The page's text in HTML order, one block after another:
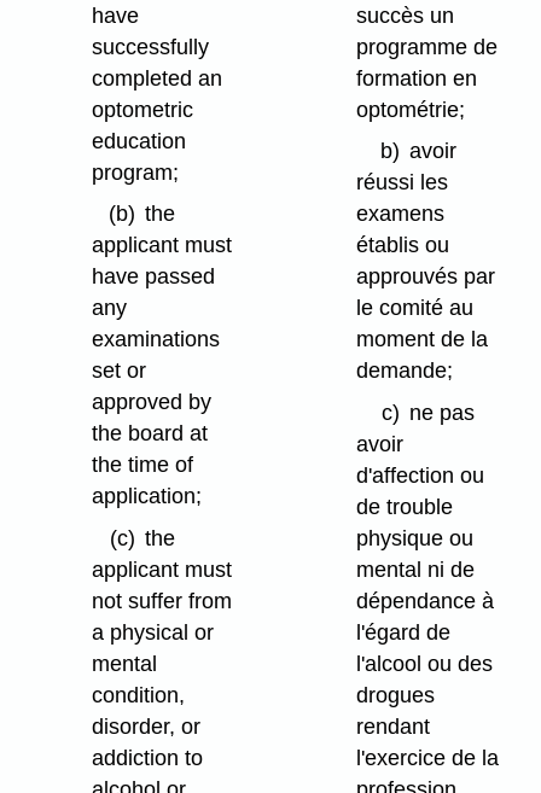
have
successfully
completed an
optometric
education
program;
(b) the
applicant must
have passed
any
examinations
set or
approved by
the board at
the time of
application;
(c) the
applicant must
not suffer from
a physical or
mental
condition,
disorder, or
addiction to
succès un
programme de
formation en
optométrie;
b) avoir
réussi les
examens
établis ou
approuvés par
le comité au
moment de la
demande;
c) ne pas
avoir
d'affection ou
de trouble
physique ou
mental ni de
dépendance à
l'égard de
l'alcool ou des
drogues
rendant
l'exercice de la